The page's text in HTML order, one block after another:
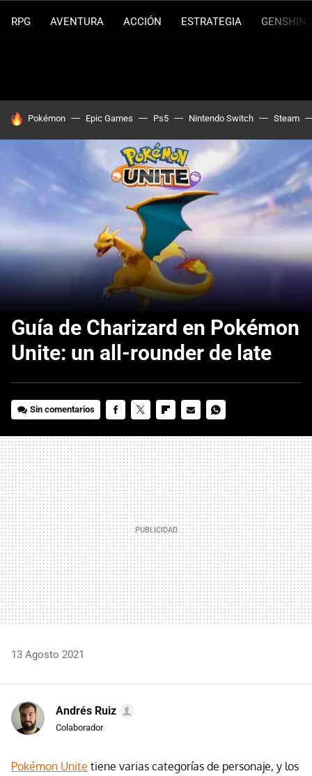
RPG AVENTURA ACCIÓN ESTRATEGIA GENSHIN
HOY SE HABLA DE
Pokémon Epic Games Ps5 Nintendo Switch Steam
Guía de Charizard en Pokémon
Unite: un all-rounder de late
Sin comentarios
MAIL
13 Agosto 2021
Andrés Ruiz
Colaborador
Pokémon Unite tiene varias categorías de personaje, y los